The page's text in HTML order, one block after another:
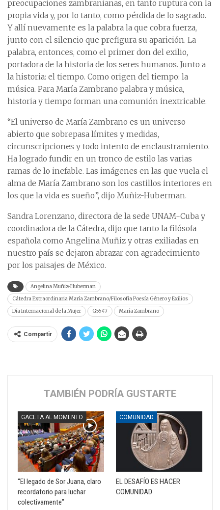
preocupaciones zambranianas, en tanto ruptura con la
propia vida y, por lo tanto, como pérdida de lo sagrado.
Y allí nuevamente es la palabra la que cobra fuerza,
junto con el silencio que prefigura su aparición. La
palabra, entonces, como el primer don del exilio,
portadora de la historia de los seres humanos. Junto a
la historia: el tiempo. Como origen del tiempo: la
música. Para María Zambrano palabra y música,
historia y tiempo forman una comunión inextricable.
“El universo de María Zambrano es un universo
abierto que sobrepasa límites y medidas,
circunscripciones y todo intento de enclaustramiento.
Ha logrado fundir en un tronco de estilo las varias
ramas de lo inefable. Las imágenes en las que vuela el
alma de María Zambrano son los castillos interiores en
los que la vida es sueño”, dijo Muñiz-Huberman.
Sandra Lorenzano, directora de la sede UNAM-Cuba y
coordinadora de la Cátedra, dijo que tanto la filósofa
española como Angelina Muñiz y otras exiliadas en
nuestro país se dejaron abrazar con agradecimiento
por los paisajes de México.
Angelina Muñiz-Huberman
Cátedra Extraordinaria María Zambrano/Filosofía Poesía Género y Exilios
Día Internacional de la Mujer
G5547 María Zambrano
Compartir
TAMBIÉN PODRÍA GUSTARTE
GACETA AL MOMENTO
“El legado de Sor Juana, claro
recordatorio para luchar
colectivamente”
COMUNIDAD
EL DESAFÍO ES HACER
COMUNIDAD